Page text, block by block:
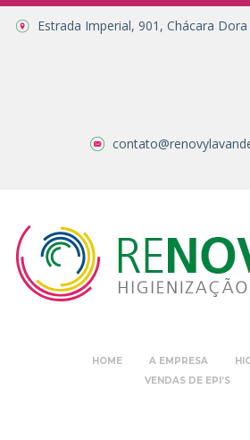
Estrada Imperial, 901, Chácara
HOME A EMPRESA
VENDAS DE EPI’S